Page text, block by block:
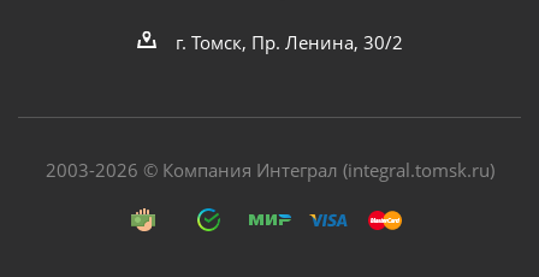
г. Томск, Пр. Ленина, 30/2
2003-2026 © Компания Интеграл (integral.tomsk.ru)